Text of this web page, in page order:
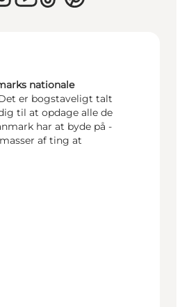
nationale
er bogstaveligt talt
til at opdage alle de
har at byde på -
af ting at